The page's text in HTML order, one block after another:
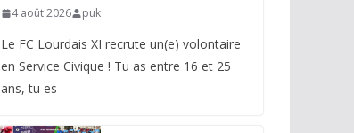
4 août 2026 puk
Le FC Lourdais XI recrute un(e) volontaire
en Service Civique ! Tu as entre 16 et 25
ans, tu es